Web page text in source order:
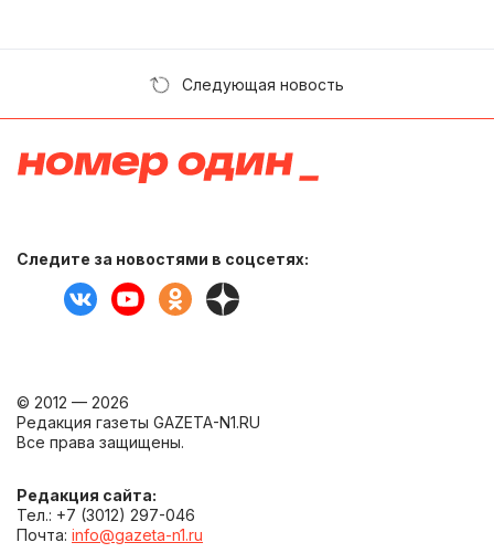
Следующая новость
Следите за новостями в соцсетях:
© 2012 — 2026
Редакция газеты GAZETA-N1.RU
Все права защищены.
Редакция сайта:
Тел.: +7 (3012) 297-046
Почта: info@gazeta-n1.ru